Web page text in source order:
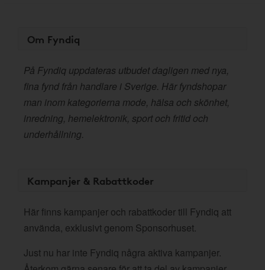
Om Fyndiq
På Fyndiq uppdateras utbudet dagligen med nya,
fina fynd från handlare i Sverige. Här fyndshopar
man inom kategorierna mode, hälsa och skönhet,
inredning, hemelektronik, sport och fritid och
underhållning.
Kampanjer & Rabattkoder
Här finns kampanjer och rabattkoder till Fyndiq att
använda, exklusivt genom Sponsorhuset.
Just nu har inte Fyndiq några aktiva kampanjer.